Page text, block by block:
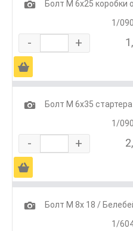
1
Болт М 6х25 коробки
1/
- +
Ä
1
Болт М 6х35 стартера
1/
- +
Ä
1
Болт М 8х 18 /
1/